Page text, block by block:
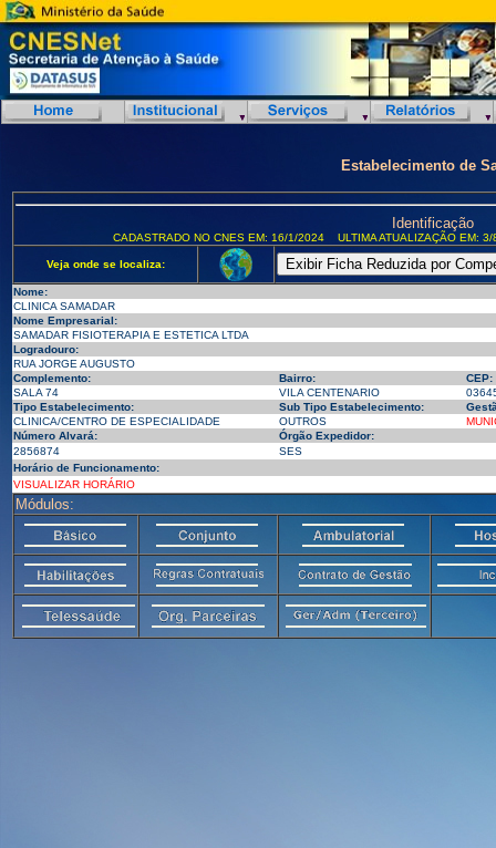
Estabelecimento de
Identificação
CADASTRADO NO CNES EM: 16/1/2024 ULTIMA ATUALIZAÇÃO EM:
Veja onde se localiza:
Nome:
CLINICA SAMADAR
Nome Empresarial:
SAMADAR FISIOTERAPIA E ESTETICA LTDA
Logradouro:
RUA JORGE AUGUSTO
Complemento:
Bairro:
CEP:
SALA 74
VILA CENTENARIO
Tipo Estabelecimento:
Sub Tipo Estabelecimento:
CLINICA/CENTRO DE ESPECIALIDADE
OUTROS
Número Alvará:
Órgão Expedidor:
2856874
SES
Horário de Funcionamento:
VISUALIZAR HORÁRIO
Módulos: